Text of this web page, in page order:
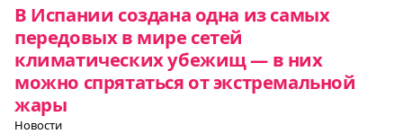
В Испании создана одна из самых
передовых в мире сетей
климатических убежищ — в них
можно спрятаться от экстремальной
жары
Новости